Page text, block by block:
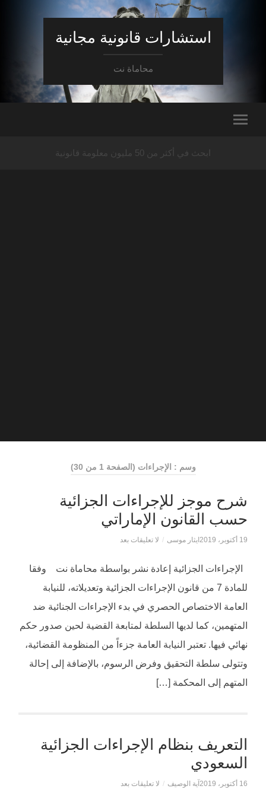
استشارات قانونية مجانية
محاماة نت
ابحث في أكثر من 50 مليون معلومة قانونية
وسم : الإجراءات (الصفحة 1 من 30)
شرح موجز للإجراءات الجزائية
حسب القانون الإماراتي
19 أكتوبر، 2019 ايثار موسى / لا تعليقات بعد
الإجراءات الجزائية إعادة نشر بواسطة محاماة نت وفقا
للمادة 7 من قانون الإجراءات الجزائية وتعديلاته، للنيابة
العامة الاختصاص الحصري في بدء الإجراءات الجنائية ضد
المتهمين، كما لديها السلطة لمتابعة القضية لحين صدور حكم
نهائي فيها. تعتبر النيابة العامة جزءاً من المنظومة القضائية،
وتتولى سلطة التحقيق وفرض الرسوم، بالإضافة إلى إحالة
المتهم إلى المحكمة […]
التعريف بنظام الإجراءات الجزائية
السعودي
16 أكتوبر، 2019 آية الوصيف / لا تعليقات بعد